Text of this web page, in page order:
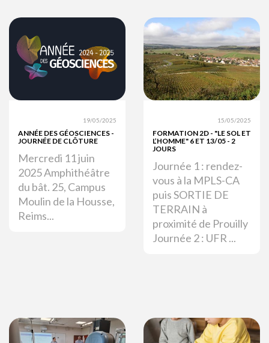
19/05/2025
ANNÉE DES GÉOSCIENCES -
JOURNÉE DE CLÔTURE
Mercredi 11 juin
2025 Amphithéâtre
du bât. 25, Campus
Moulin de la Housse,
Reims...
15/05/2025
FORMATION 2D - "LE SOL ET
L’HOMME" 6 ET 13/05 - 2
JOURS
Journée 1 : rendez-
vous à la MPLS-CA
puis SORTIE DE
TERRAIN à
proximité de Prouilly
Journée 2 : UFR ...